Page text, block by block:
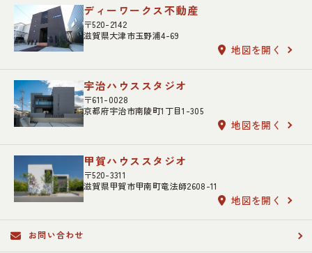
ディーワークス不動産
〒520-2142
滋賀県大津市玉野浦4-69
地図を開く
宇治ハウススタジオ
〒611-0028
京都府宇治市南陵町1丁目1-305
地図を開く
甲賀ハウススタジオ
〒520-3311
滋賀県甲賀市甲南町竜法師2608-11
地図を開く
お問い合わせ